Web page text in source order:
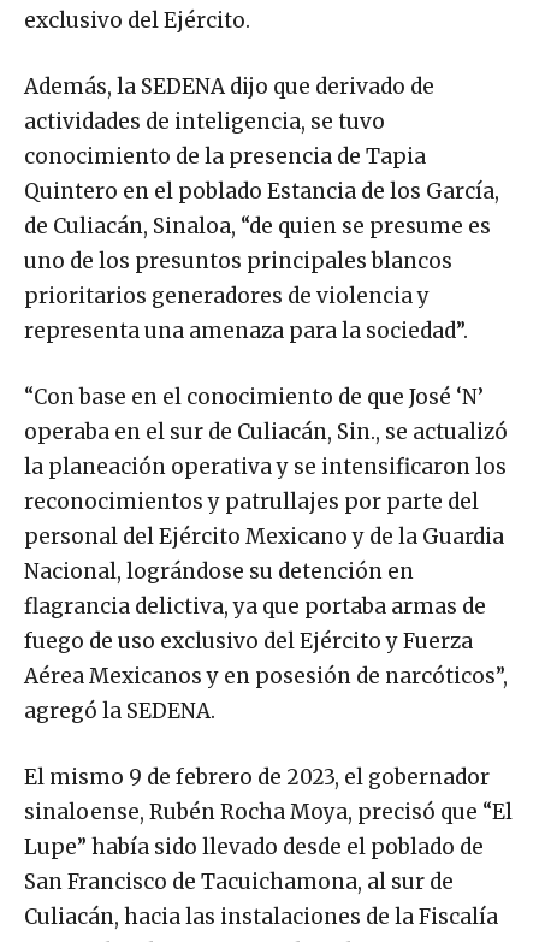
exclusivo del Ejército.
Además, la SEDENA dijo que derivado de
actividades de inteligencia, se tuvo
conocimiento de la presencia de Tapia
Quintero en el poblado Estancia de los García,
de Culiacán, Sinaloa, “de quien se presume es
uno de los presuntos principales blancos
prioritarios generadores de violencia y
representa una amenaza para la sociedad”.
“Con base en el conocimiento de que José ‘N’
operaba en el sur de Culiacán, Sin., se actualizó
la planeación operativa y se intensificaron los
reconocimientos y patrullajes por parte del
personal del Ejército Mexicano y de la Guardia
Nacional, lográndose su detención en
flagrancia delictiva, ya que portaba armas de
fuego de uso exclusivo del Ejército y Fuerza
Aérea Mexicanos y en posesión de narcóticos”,
agregó la SEDENA.
El mismo 9 de febrero de 2023, el gobernador
sinaloense, Rubén Rocha Moya, precisó que “El
Lupe” había sido llevado desde el poblado de
San Francisco de Tacuichamona, al sur de
Culiacán, hacia las instalaciones de la Fiscalía